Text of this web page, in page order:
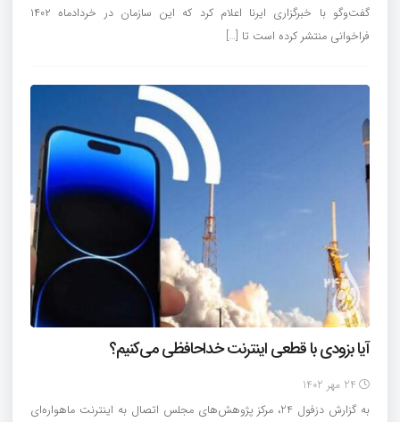
گفت‌وگو با خبرگزاری ایرنا اعلام کرد که این سازمان در خردادماه ۱۴۰۲
فراخوانی منتشر کرده است تا […]
آیا بزودی با قطعی اینترنت خداحافظی می‌کنیم؟
24 مهر 1402
به گزارش دزفول 24، مرکز پژوهش‌های مجلس اتصال به اینترنت ماهواره‌ای